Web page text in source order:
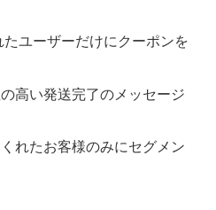
ユーザーだけにクーポンを
高い発送完了のメッセージ
れたお客様のみにセグメン